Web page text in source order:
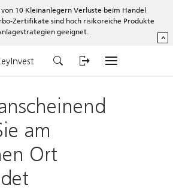
10 Kleinanlegern Verluste beim Handel
Zertifikate sind hoch risikoreiche Produkte
geeignet.
^
am
Ort